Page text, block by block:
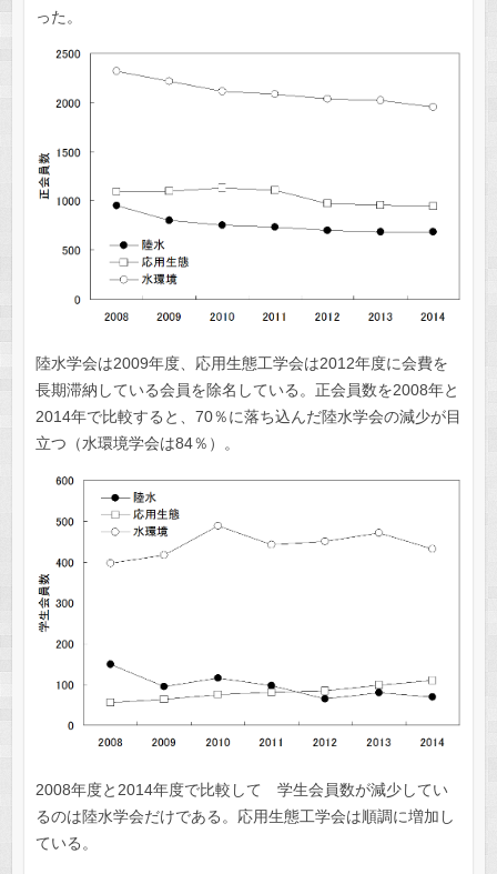
った。
陸水学会は2009年度、応用生態工学会は2012年度に会費を
長期滞納している会員を除名している。正会員数を2008年と
2014年で比較すると、70％に落ち込んだ陸水学会の減少が目
立つ（水環境学会は84％）。
2008年度と2014年度で比較して 学生会員数が減少してい
るのは陸水学会だけである。応用生態工学会は順調に増加し
ている。